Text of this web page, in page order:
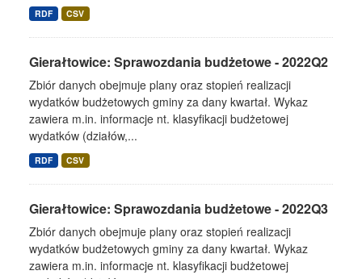
RDF CSV
Gierałtowice: Sprawozdania budżetowe - 2022Q2
Zbiór danych obejmuje plany oraz stopień realizacji
wydatków budżetowych gminy za dany kwartał. Wykaz
zawiera m.in. informacje nt. klasyfikacji budżetowej
wydatków (działów,...
RDF CSV
Gierałtowice: Sprawozdania budżetowe - 2022Q3
Zbiór danych obejmuje plany oraz stopień realizacji
wydatków budżetowych gminy za dany kwartał. Wykaz
zawiera m.in. informacje nt. klasyfikacji budżetowej